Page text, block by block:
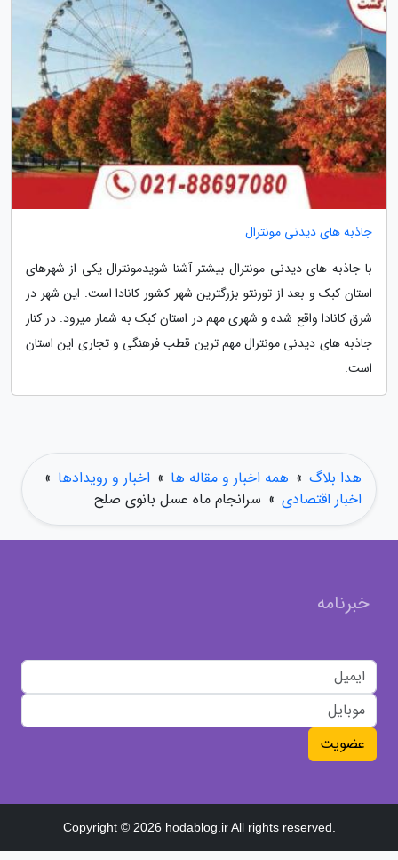
جاذبه های دیدنی مونترال
با جاذبه های دیدنی مونترال بیشتر آشنا شویدمونترال یکی از شهرهای
استان کبک و بعد از تورنتو بزرگترین شهر کشور کانادا است. این شهر در
شرق کانادا واقع شده و شهری مهم در استان کبک به شمار میرود. در کنار
جاذبه های دیدنی مونترال مهم ترین قطب فرهنگی و تجاری این استان
است.
هدا بلاگ » همه اخبار و مقاله ها » اخبار و رویدادها »
اخبار اقتصادی » سرانجام ماه عسل بانوی صلح
خبرنامه
عضویت
Copyright © 2026 hodablog.ir All rights reserved.